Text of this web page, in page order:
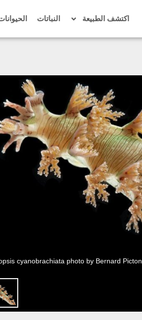
اكتشف الطبيعة النباتات
cyanobrachiata photo by Bernard Picton